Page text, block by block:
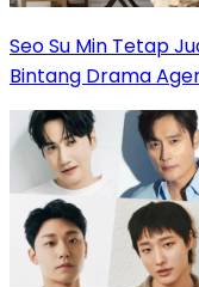
Seo Su Min Tetap
Bintang Drama